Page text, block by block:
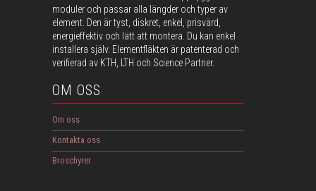
moduler och passar alla längder och typer av
element. Den är tyst, diskret, enkel, prisvärd,
energieffektiv och lätt att montera. Du kan enkel
installera själv. Elementfläkten är patenterad och
verifierad av KTH, LTH och Science Partner.
OM OSS
Om oss
Kontakta oss
Broschyrer